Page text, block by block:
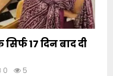
17 दिन बाद दी
0 5